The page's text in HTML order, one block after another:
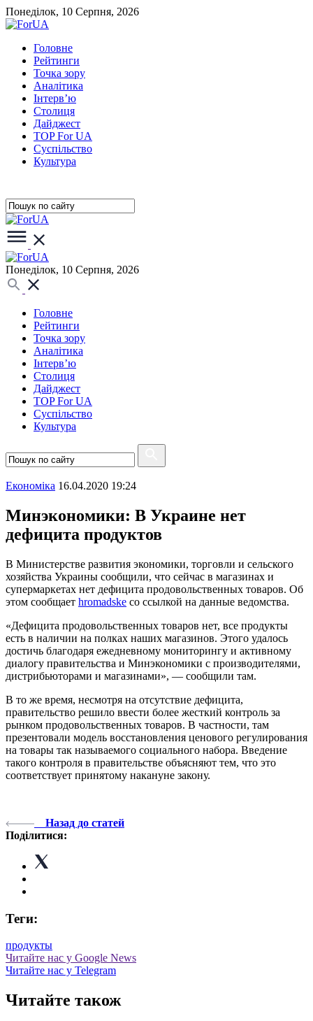
Понеділок, 10 Серпня, 2026
Головне
Рейтинги
Точка зору
Аналітика
Інтерв’ю
Столиця
Дайджест
TOP For UA
Суспiльство
Культура
Понеділок, 10 Серпня, 2026
Головне
Рейтинги
Точка зору
Аналітика
Інтерв’ю
Столиця
Дайджест
TOP For UA
Суспiльство
Культура
Економіка 16.04.2020 19:24
Минэкономики: В Украине нет
дефицита продуктов
В Министерстве развития экономики, торговли и сельского
хозяйства Украины сообщили, что сейчас в магазинах и
супермаркетах нет дефицита продовольственных товаров. Об
этом сообщает hromadske со ссылкой на данные ведомства.
«Дефицита продовольственных товаров нет, все продукты
есть в наличии на полках наших магазинов. Этого удалось
достичь благодаря ежедневному мониторингу и активному
диалогу правительства и Минэкономики с производителями,
дистрибьюторами и магазинами», — сообщили там.
В то же время, несмотря на отсутствие дефицита,
правительство решило ввести более жесткий контроль за
рынком продовольственных товаров. В частности, там
презентовали модель восстановления ценового регулирования
на товары так называемого социального набора. Введение
такого контроля в правительстве объясняют тем, что это
соответствует принятому накануне закону.
Назад до статей
Поділитися:
Теги:
продукты
Читайте нас у Google News
Читайте нас у Telegram
Читайте також